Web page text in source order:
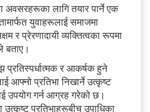
अवसरहरूका लागि तयार पार्ने एक
युवाहरूलाई समाजमा
र प्रेरणादायी व्यक्तित्वका रूपमा
बताए।
र आकर्षक हुने
आफ्नो प्रतिभा निखार्ने उत्कृष्ट
उपयोग गर्न आग्रह गरेको छ।
उत्कृष्ट प्रतिभाहरूबीच उपाधिका